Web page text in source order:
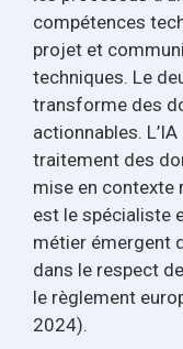
compétences
projet et
techniques. Le
transforme des
actionnables.
traitement des
mise en contexte
est le spécialiste
métier émergent
dans le respect
le règlement
2024).